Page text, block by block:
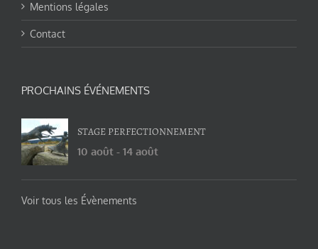
Mentions légales
Contact
PROCHAINS ÉVÉNEMENTS
STAGE PERFECTIONNEMENT
10 août - 14 août
Voir tous les Évènements